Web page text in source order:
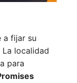
a fijar su
localidad
para